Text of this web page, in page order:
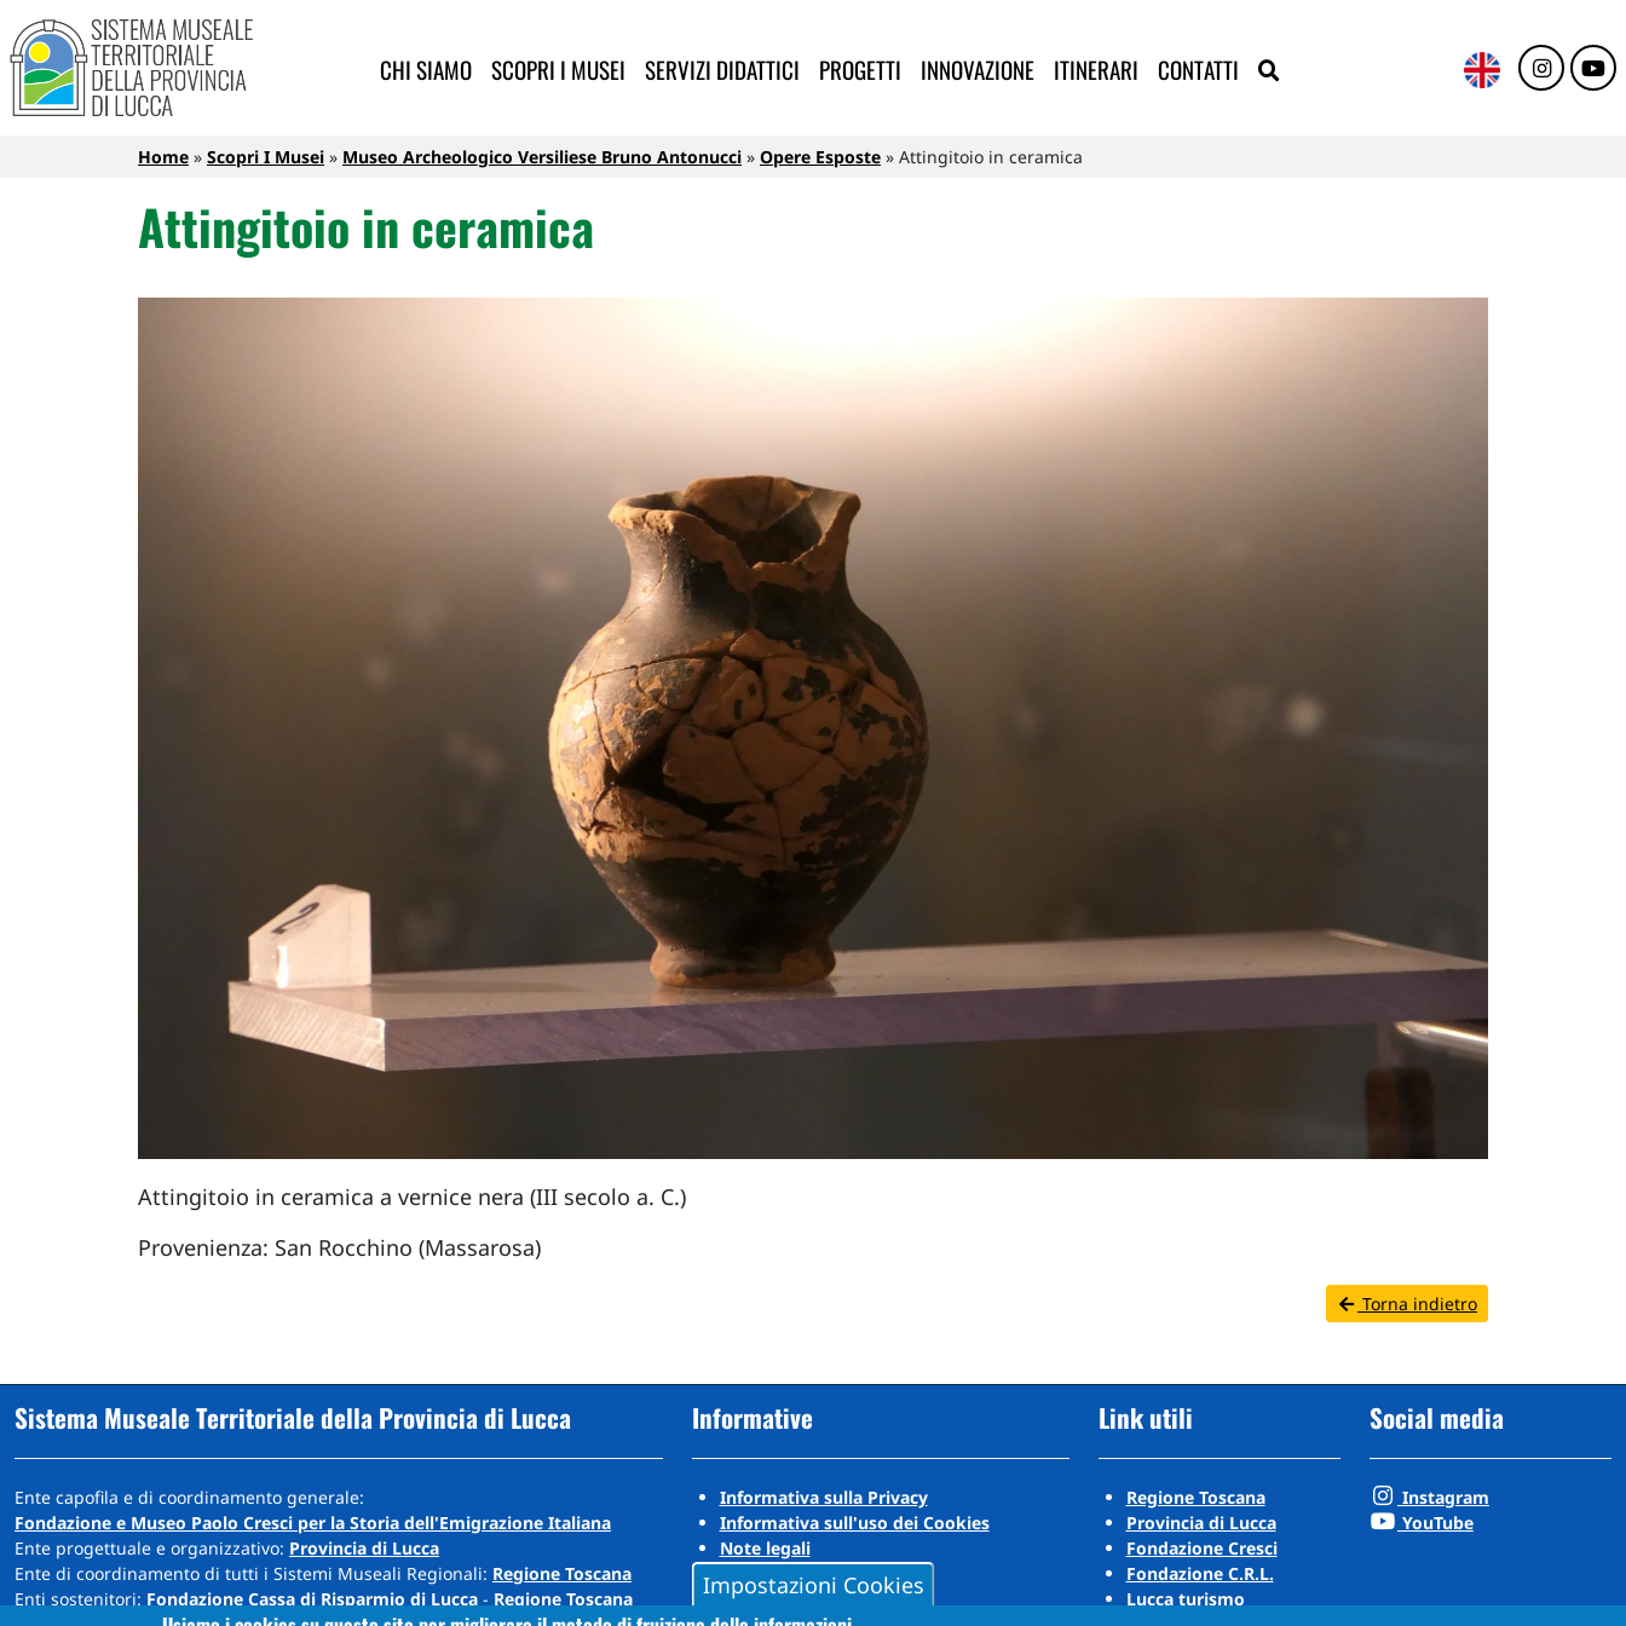
Salta al contenuto principale
Sistema Museale Territoriale della Provincia di Lucca
Navigazione principale
CHI SIAMO SCOPRI I MUSEI SERVIZI DIDATTICI PROGETTI INNOVAZIONE ITINERARI CONTATTI
Briciole di pane
Home Scopri I Musei Museo Archeologico Versiliese Bruno Antonucci Opere Esposte Attingitoio in ceramica
Attingitoio in ceramica
Attingitoio in ceramica a vernice nera (III secolo a. C.)
Provenienza: San Rocchino (Massarosa)
Torna indietro
Sistema Museale Territoriale della Provincia di Lucca
Ente capofila e di coordinamento generale:
Fondazione e Museo Paolo Cresci per la Storia dell'Emigrazione Italiana
Ente progettuale e organizzativo: Provincia di Lucca
Ente di coordinamento di tutti i Sistemi Museali Regionali: Regione Toscana
Enti sostenitori: Fondazione Cassa di Risparmio di Lucca - Regione Toscana
Informative
Informativa sulla Privacy
Informativa sull'uso dei Cookies
Note legali
Link utili
Regione Toscana
Provincia di Lucca
Fondazione Cresci
Fondazione C.R.L.
Lucca turismo
Social media
Instagram
YouTube
Impostazioni Cookies